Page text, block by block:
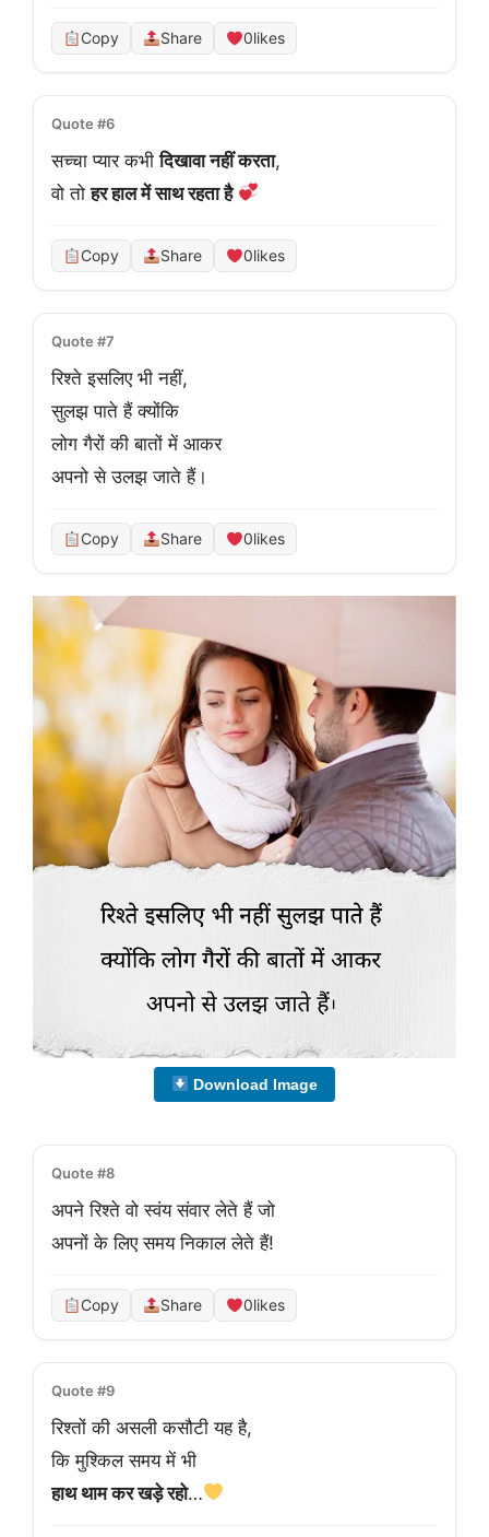
Copy Share 0likes
Quote #6
सच्चा प्यार कभी दिखावा नहीं करता,
वो तो हर हाल में साथ रहता है
Copy Share 0likes
Quote #7
रिश्ते इसलिए भी नहीं,
सुलझ पाते हैं क्योंकि
लोग गैरों की बातों में आकर
अपनो से उलझ जाते हैं।
Copy Share 0likes
Download Image
Quote #8
अपने रिश्ते वो स्वंय संवार लेते हैं जो
अपनों के लिए समय निकाल लेते हैं!
Copy Share 0likes
Quote #9
रिश्तों की असली कसौटी यह है,
कि मुश्किल समय में भी
हाथ थाम कर खड़े रहो…